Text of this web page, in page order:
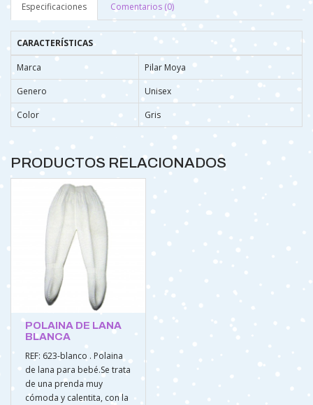
Especificaciones Comentarios (0)
CARACTERÍSTICAS
Marca
Pilar Moya
Genero
Unisex
Color
Gris
PRODUCTOS RELACIONADOS
POLAINA DE LANA
BLANCA
REF: 623-blanco . Polaina
de lana para bebé.Se trata
de una prenda muy
cómoda y calentita, con la